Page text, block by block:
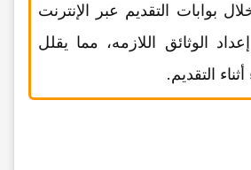
بوابات التقدیم عبر الإنترنت
الوثائق اللازمه، مما یقلل
التقدیم.